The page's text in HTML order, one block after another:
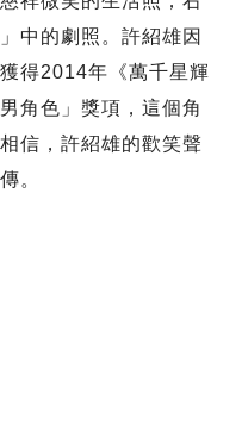
中的劇照。許紹雄因
得2014年《萬千星輝
角色」獎項，這個角
信，許紹雄的歡笑聲
。